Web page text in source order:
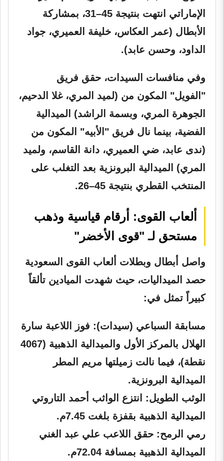
الإماراتي انتهت بنتيجة 45–31، بمشاركة
الأبطال (عمر العكاس، خليفة العميري، جواد
الداود، وحسن عابد).
وفي منافسات السيدات، حقق فريق
"الفويل" المكون من (لميد المري، غلا الدحيم،
الجوهرة المري، وبسمة الراشد) الميدالية
الفضية، بينما نال فريق "الأبيه" المكون من
(ندى عابد، ضي العميري، دانة القاسم، ولميد
المري) الميدالية البرونزية بعد التغلب على
المنتخب القطري بنتيجة 45–26.
ألعاب القوى: أرقام قياسية وذهب
مستحق لـ "قوى الأخضر"
واصل أبطال وبطلات ألعاب القوى السعودية
حصد الميداليات، حيث شهدت الميادين تألقاً
كبيراً تمثل في:
مسابقة السباعي (سيدات): فوز اللاعبة سارة
الهلال
بالمركز الأول والميدالية الذهبية (4067
نقطة)، فيما نالت زميلتها مريم المطر
الميدالية البرونزية.
الوثب الطويل: انتزع الواثب أحمد التاروتي
الميدالية الذهبية بقفزة بلغت 7.45م.
رمي الرمح: حقق اللاعب علي عبد الغني
الميدالية الذهبية بمسافة 72.04م.